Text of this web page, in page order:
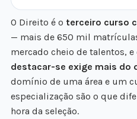
O Direito é o terceiro curso
— mais de 650 mil
mercado cheio de talentos,
destacar-se exige mais do
domínio de uma área e um
especialização são o que
hora da seleção.